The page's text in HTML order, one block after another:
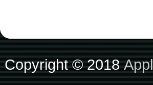
Copyright © 2018